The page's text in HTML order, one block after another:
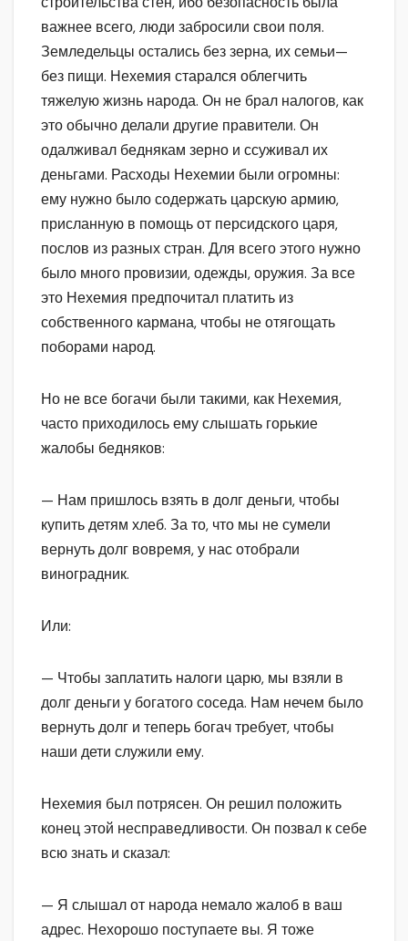
важнее всего, люди забросили свои поля.
Земледельцы остались без зерна, их семьи—
без пищи. Нехемия старался облегчить
тяжелую жизнь народа. Он не брал налогов, как
это обычно делали другие правители. Он
одалживал беднякам зерно и ссуживал их
деньгами. Расходы Нехемии были огромны:
ему нужно было содержать царскую армию,
присланную в помощь от персидского царя,
послов из разных стран. Для всего этого нужно
было много провизии, одежды, оружия. За все
это Нехемия предпочитал платить из
собственного кармана, чтобы не отягощать
поборами народ.
Но не все богачи были такими, как Нехемия,
часто приходилось ему слышать горькие
жалобы бедняков:
— Нам пришлось взять в долг деньги, чтобы
купить детям хлеб. За то, что мы не сумели
вернуть долг вовремя, у нас отобрали
виноградник.
Или:
— Чтобы заплатить налоги царю, мы взяли в
долг деньги у богатого соседа. Нам нечем было
вернуть долг и теперь богач требует, чтобы
наши дети служили ему.
Нехемия был потрясен. Он решил положить
конец этой несправедливости. Он позвал к себе
всю знать и сказал:
— Я слышал от народа немало жалоб в ваш
адрес. Нехорошо поступаете вы. Я тоже